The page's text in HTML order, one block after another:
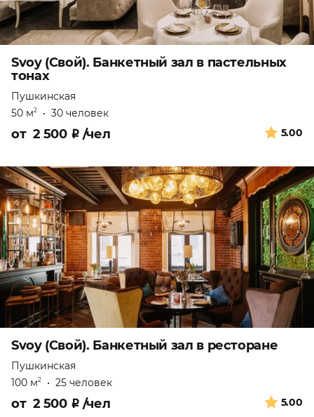
Svoy (Свой). Банкетный зал в пастельных
тонах
Пушкинская
50 м2 • 30 человек
5.00
от 2 500 ₽ /чел
Svoy (Свой). Банкетный зал в ресторане
Пушкинская
100 м2 • 25 человек
5.00
от 2 500 ₽ /чел